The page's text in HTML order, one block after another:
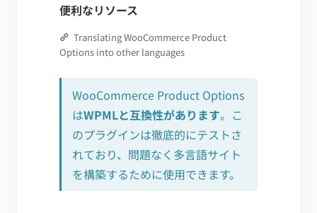
便利なリソース
Translating WooCommerce Product
Options into other languages
WooCommerce Product Options
はWPMLと互換性があります。こ
のプラグインは徹底的にテストさ
れており、問題なく多言語サイト
を構築するために使用できます。